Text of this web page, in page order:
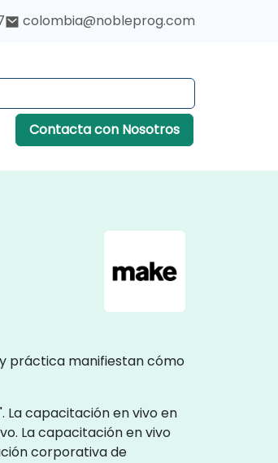
colombia@nobleprog.com
Contacta con Nosotros
práctica manifiestan cómo
La capacitación en vivo en
La capacitación en vivo
corporativa de